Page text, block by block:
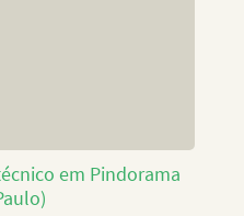
em Pindorama